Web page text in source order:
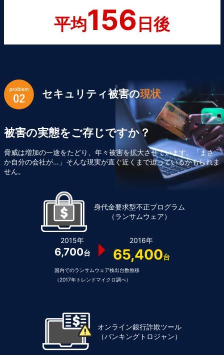
平均156日後
セキュリティ被害の現状
被害の実態をご存じですか？
脅威は増加の一途をたどり、年々被害を拡大させています。「まさ
か自分の会社が…」そんな現実が直ぐ近くまで迫っているかもしれま
せん。
身代金要求型不正プログラム
（ランサムウェア）
2015年
6,700台
2016年
65,400台
国内でのランサムウェア検出台数推移
（2017年トレンドマイクロ調べ）
オンライン銀行詐欺ツール
（バンキングトロジャン）